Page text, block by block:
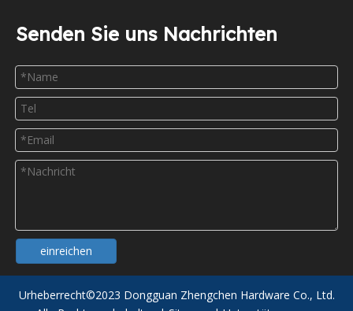
Senden Sie uns Nachrichten
einreichen
Urheberrecht©2023 Dongguan Zhengchen Hardware Co., Ltd.